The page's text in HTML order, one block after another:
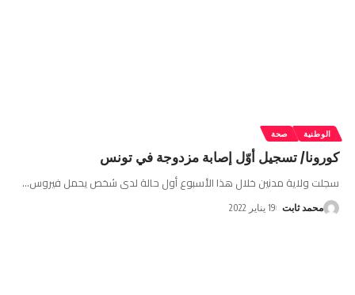
الوطنية صحة
كورونا/ تسجيل أوّل إصابة مزدوجة في تونس
سجلت ولاية مدنين خلال هذا الأسبوع أول حالة لدى شخص يحمل فيروس…
محمد ثابت 19 يناير 2022